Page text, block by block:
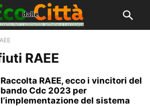
RAEE
Raccolta RAEE, ecco i vincitori del
bando Cdc 2023 per
l’implementazione del sistema